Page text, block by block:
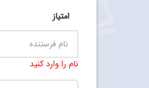
امتیاز
نام را وارد کنید